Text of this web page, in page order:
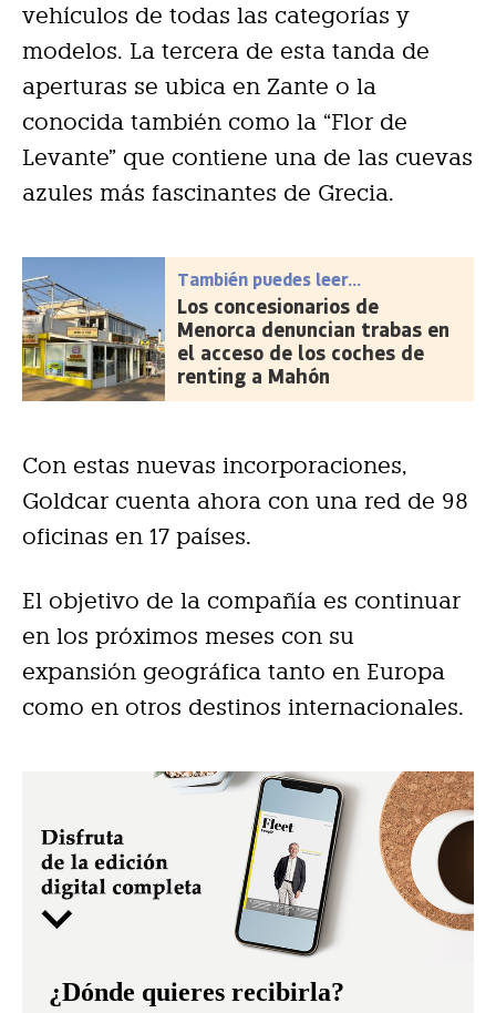
vehículos de todas las categorías y
modelos. La tercera de esta tanda de
aperturas se ubica en Zante o la
conocida también como la “Flor de
Levante” que contiene una de las cuevas
azules más fascinantes de Grecia.
También puedes leer...
Los concesionarios de
Menorca denuncian trabas en
el acceso de los coches de
renting a Mahón
Con estas nuevas incorporaciones,
Goldcar cuenta ahora con una red de 98
oficinas en 17 países.
El objetivo de la compañía es continuar
en los próximos meses con su
expansión geográfica tanto en Europa
como en otros destinos internacionales.
¿Dónde quieres recibirla?